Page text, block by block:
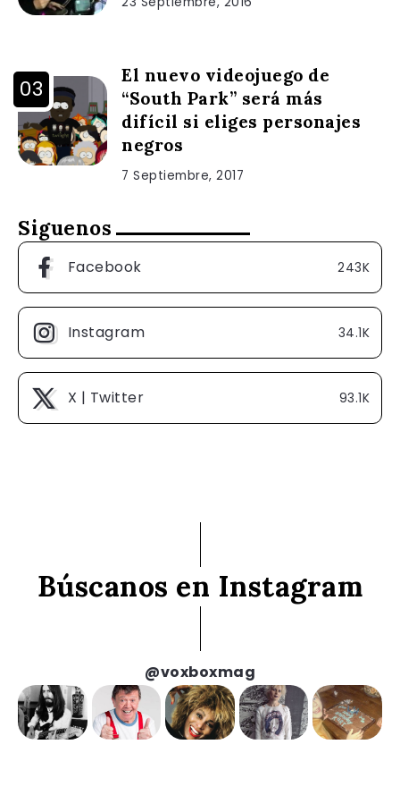
El nuevo videojuego de
“South Park” será más
difícil si eliges personajes
negros
7 Septiembre, 2017
Siguenos
Facebook 243K
Instagram 34.1K
X | Twitter 93.1K
Búscanos en Instagram
@voxboxmag